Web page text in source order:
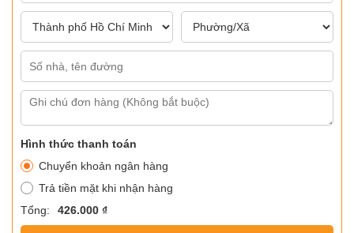
Hình thức thanh toán
Chuyển khoản ngân hàng
Trả tiền mặt khi nhận hàng
Tổng:
426.000 ₫